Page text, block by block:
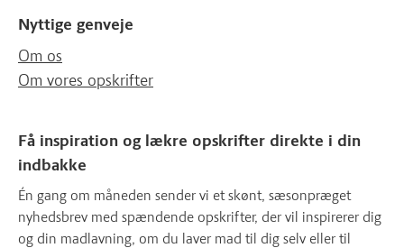
Nyttige genveje
Om os
Om vores opskrifter
Få inspiration og lækre opskrifter direkte i din
indbakke
Én gang om måneden sender vi et skønt, sæsonpræget
nyhedsbrev med spændende opskrifter, der vil inspirerer dig
og din madlavning, om du laver mad til dig selv eller til